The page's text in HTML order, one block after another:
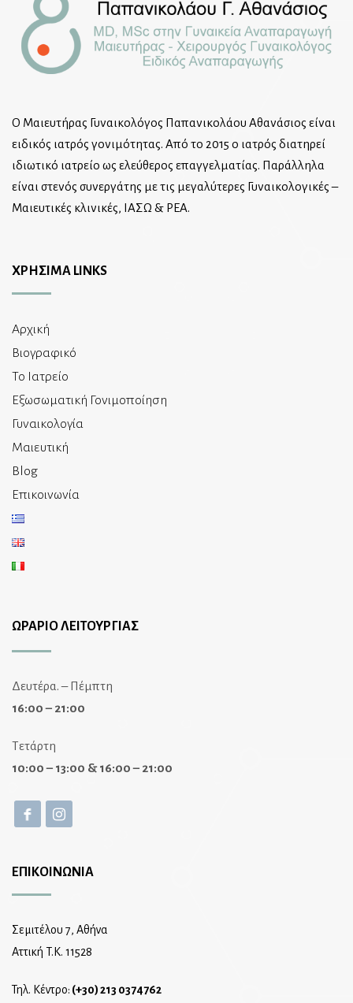
Ο Μαιευτήρας Γυναικολόγος Παπανικολάου Αθανάσιος είναι
ειδικός ιατρός γονιμότητας. Από το 2015 ο ιατρός διατηρεί
ιδιωτικό ιατρείο ως ελεύθερος επαγγελματίας. Παράλληλα
είναι στενός συνεργάτης με τις μεγαλύτερες Γυναικολογικές –
Μαιευτικές κλινικές, ΙΑΣΩ & ΡΕΑ.
ΧΡΗΣΙΜΑ LINKS
Αρχική
Βιογραφικό
Το Ιατρείο
Εξωσωματική Γονιμοποίηση
Γυναικολογία
Μαιευτική
Blog
Επικοινωνία
ΩΡΑΡΙΟ ΛΕΙΤΟΥΡΓΙΑΣ
Δευτέρα. – Πέμπτη
16:00 – 21:00
Τετάρτη
10:00 – 13:00 & 16:00 – 21:00
ΕΠΙΚΟΙΝΩΝΙΑ
Σεμιτέλου 7, Αθήνα
Αττική T.K. 11528
Τηλ. Κέντρο: (+30) 213 0374762